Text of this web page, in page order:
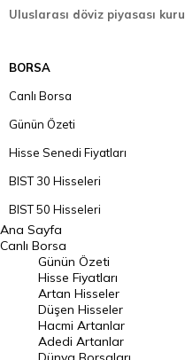
Uluslarası döviz piyasası kuru
BORSA
Canlı Borsa
Günün Özeti
Hisse Senedi Fiyatları
BIST 30 Hisseleri
BIST 50 Hisseleri
BIST 100 Hisseleri
En Çok Artan Hisseler
En Çok Düşen Hisseler
Hacmi Artanlar
Geçmiş Kapanışlar
Ana Sayfa
Canlı Borsa
Günün Özeti
Hisse Fiyatları
Artan Hisseler
Düşen Hisseler
Hacmi Artanlar
Adedi Artanlar